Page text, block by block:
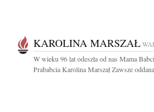
KAROLINA MARSZAŁ
W wieku 96 lat odeszła od nas Mama
Prababcia Karolina Marszał Zawsze